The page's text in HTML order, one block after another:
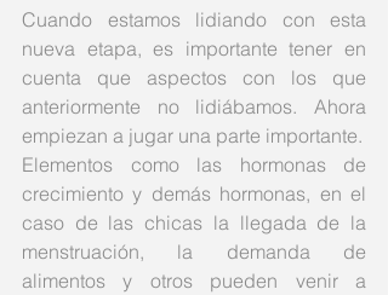
Cuando estamos lidiando con esta
nueva etapa, es importante tener en
cuenta que aspectos con los que
anteriormente no lidiábamos. Ahora
empiezan a jugar una parte importante.
Elementos como las hormonas de
crecimiento y demás hormonas, en el
caso de las chicas la llegada de la
menstruación, la demanda de
alimentos y otros pueden venir a